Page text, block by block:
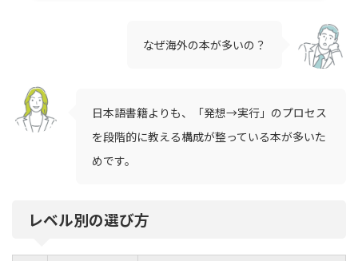
なぜ海外の本が多いの？
日本語書籍よりも、「発想→実行」のプロセス
を段階的に教える構成が整っている本が多いた
めです。
レベル別の選び方